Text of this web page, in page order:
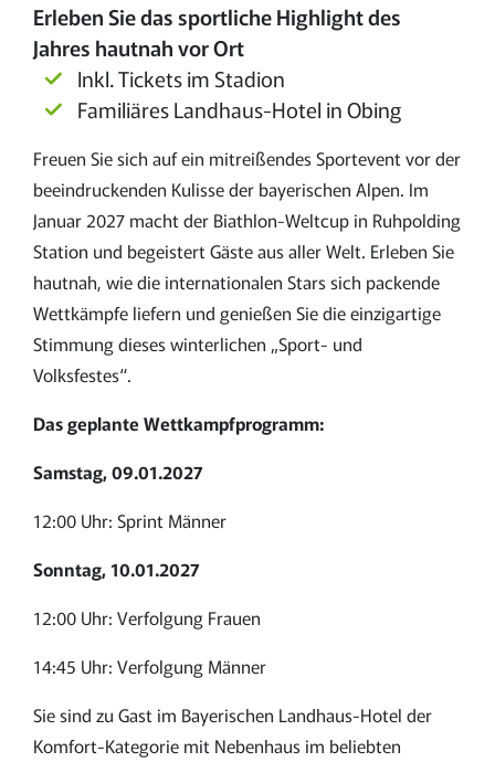
Erleben Sie das sportliche Highlight des
Jahres hautnah vor Ort
Inkl. Tickets im Stadion
Familiäres Landhaus-Hotel in Obing
Freuen Sie sich auf ein mitreißendes Sportevent vor der
beeindruckenden Kulisse der bayerischen Alpen. Im
Januar 2027 macht der Biathlon-Weltcup in Ruhpolding
Station und begeistert Gäste aus aller Welt. Erleben Sie
hautnah, wie die internationalen Stars sich packende
Wettkämpfe liefern und genießen Sie die einzigartige
Stimmung dieses winterlichen „Sport- und
Volksfestes“.
Das geplante Wettkampfprogramm:
Samstag, 09.01.2027
12:00 Uhr: Sprint Männer
Sonntag, 10.01.2027
12:00 Uhr: Verfolgung Frauen
14:45 Uhr: Verfolgung Männer
Sie sind zu Gast im Bayerischen Landhaus-Hotel der
Komfort-Kategorie mit Nebenhaus im beliebten